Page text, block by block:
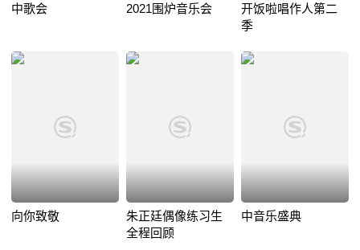
中歌会 2021围炉音乐会
开饭啦唱作人第二
季
向你致敬
朱正廷偶像练习生
全程回顾
中音乐盛典